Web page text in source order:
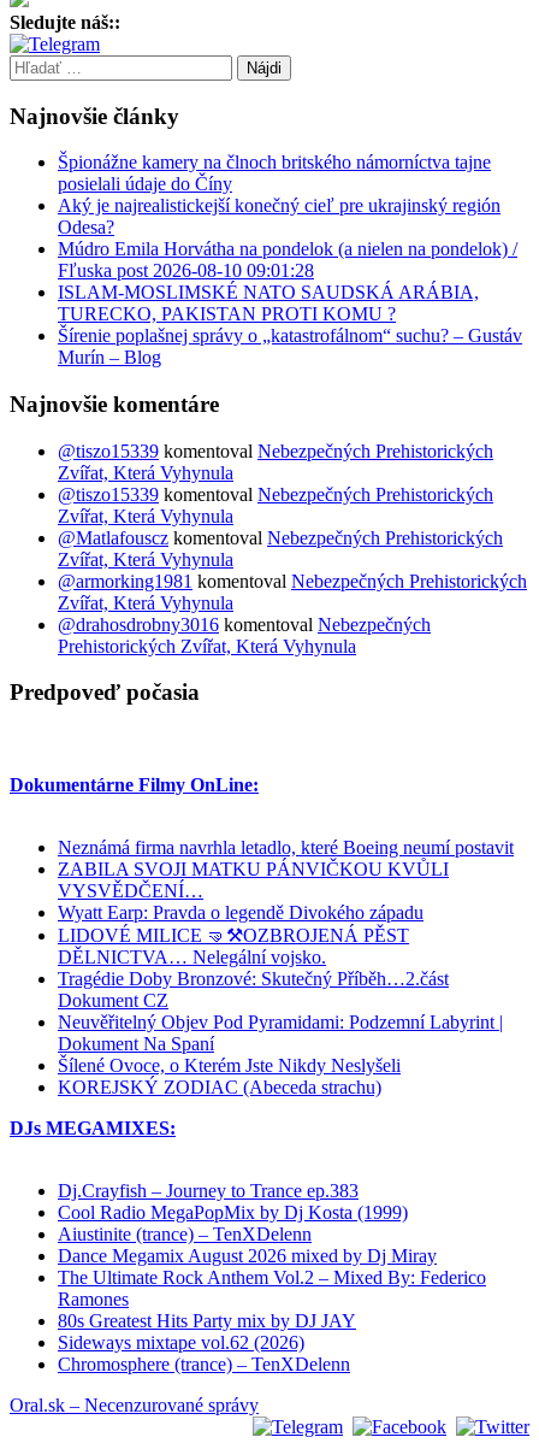
Sledujte náš::
Hľadať:
Najnovšie články
Špionážne kamery na člnoch britského námorníctva tajne
posielali údaje do Číny
Aký je najrealistickejší konečný cieľ pre ukrajinský región
Odesa?
Múdro Emila Horvátha na pondelok (a nielen na pondelok) /
Fľuska post 2026-08-10 09:01:28
ISLAM-MOSLIMSKÉ NATO SAUDSKÁ ARÁBIA,
TURECKO, PAKISTAN PROTI KOMU ?
Šírenie poplašnej správy o „katastrofálnom“ suchu? – Gustáv
Murín – Blog
Najnovšie komentáre
@tiszo15339 komentoval Nebezpečných Prehistorických
Zvířat, Která Vyhynula
@tiszo15339 komentoval Nebezpečných Prehistorických
Zvířat, Která Vyhynula
@Matlafouscz komentoval Nebezpečných Prehistorických
Zvířat, Která Vyhynula
@armorking1981 komentoval Nebezpečných Prehistorických
Zvířat, Která Vyhynula
@drahosdrobny3016 komentoval Nebezpečných
Prehistorických Zvířat, Která Vyhynula
Predpoveď počasia
Dokumentárne Filmy OnLine:
Neznámá firma navrhla letadlo, které Boeing neumí postavit
ZABILA SVOJI MATKU PÁNVIČKOU KVŮLI
VYSVĚDČENÍ…
Wyatt Earp: Pravda o legendě Divokého západu
LIDOVÉ MILICE 🤜⚒️OZBROJENÁ PĚST
DĚLNICTVA… Nelegální vojsko.
Tragédie Doby Bronzové: Skutečný Příběh…2.část
Dokument CZ
Neuvěřitelný Objev Pod Pyramidami: Podzemní Labyrint |
Dokument Na Spaní
Šílené Ovoce, o Kterém Jste Nikdy Neslyšeli
KOREJSKÝ ZODIAC (Abeceda strachu)
DJs MEGAMIXES:
Dj.Crayfish – Journey to Trance ep.383
Cool Radio MegaPopMix by Dj Kosta (1999)
Aiustinite (trance) – TenXDelenn
Dance Megamix August 2026 mixed by Dj Miray
The Ultimate Rock Anthem Vol.2 – Mixed By: Federico
Ramones
80s Greatest Hits Party mix by DJ JAY
Sideways mixtape vol.62 (2026)
Chromosphere (trance) – TenXDelenn
Oral.sk – Necenzurované správy